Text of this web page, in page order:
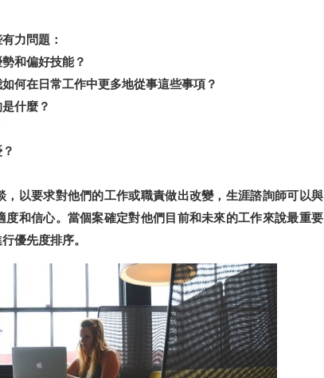
力問題：
和偏好技能？
何在日常工作中更多地從事這些事項？
什麼？
以要求對他們的工作或職責做出改變，生涯諮詢師可以與
和信心。當個案確定對他們目前和未來的工作來說最重要
優先度排序。